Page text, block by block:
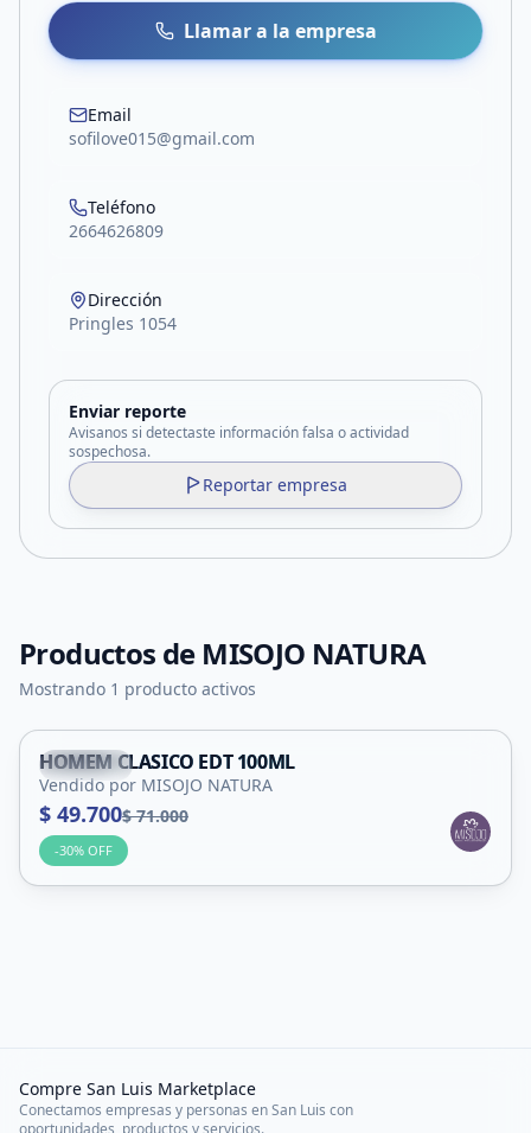
Llamar a la empresa
Email
sofilove015@gmail.com
Teléfono
2664626809
Dirección
Pringles 1054
Enviar reporte
Avisanos si detectaste información falsa o actividad
sospechosa.
Reportar empresa
Productos de MISOJO NATURA
Mostrando 1 producto activos
Capital
HOMEM CLASICO EDT 100ML
Vendido por MISOJO NATURA
$ 49.700$ 71.000
-30% OFF
Compre San Luis Marketplace
Conectamos empresas y personas en San Luis con
oportunidades, productos y servicios.